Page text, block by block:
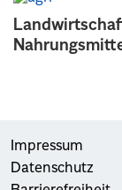
Impressum
Datenschutz